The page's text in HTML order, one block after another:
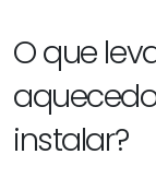
O que
instalar?